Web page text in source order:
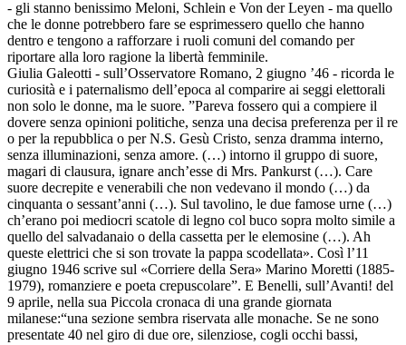
- gli stanno benissimo Meloni, Schlein e Von der Leyen - ma quello
che le donne potrebbero fare se esprimessero quello che hanno
dentro e tengono a rafforzare i ruoli comuni del comando per
riportare alla loro ragione la libertà femminile.
Giulia Galeotti - sull’Osservatore Romano, 2 giugno ’46 - ricorda le
curiosità e i paternalismo dell’epoca al comparire ai seggi elettorali
non solo le donne, ma le suore. ”Pareva fossero qui a compiere il
dovere senza opinioni politiche, senza una decisa preferenza per il re
o per la repubblica o per N.S. Gesù Cristo, senza dramma interno,
senza illuminazioni, senza amore. (…) intorno il gruppo di suore,
magari di clausura, ignare anch’esse di Mrs. Pankurst (…). Care
suore decrepite e venerabili che non vedevano il mondo (…) da
cinquanta o sessant’anni (…). Sul tavolino, le due famose urne (…)
ch’erano poi mediocri scatole di legno col buco sopra molto simile a
quello del salvadanaio o della cassetta per le elemosine (…). Ah
queste elettrici che si son trovate la pappa scodellata». Così l’11
giugno 1946 scrive sul «Corriere della Sera» Marino Moretti (1885-
1979), romanziere e poeta crepuscolare”. E Benelli, sull’Avanti! del
9 aprile, nella sua Piccola cronaca di una grande giornata
milanese:“una sezione sembra riservata alle monache. Se ne sono
presentate 40 nel giro di due ore, silenziose, cogli occhi bassi,